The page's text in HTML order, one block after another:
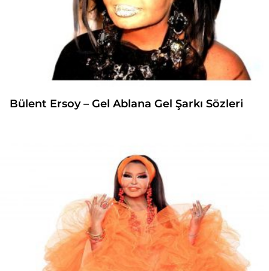
Bülent Ersoy – Gel Ablana Gel Şarkı Sözleri